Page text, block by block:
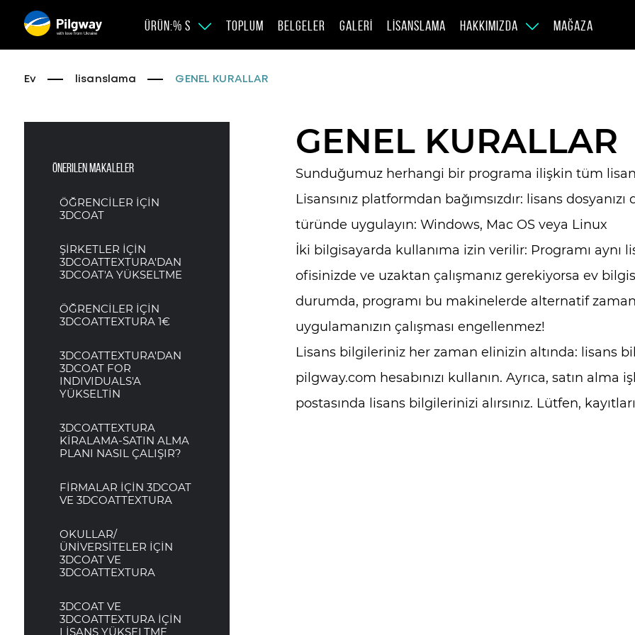
with love from Ukraine
ÜRÜN:% S TOPLUM BELGELER GALERI LISANSLAMA HAKKIMIZDA MAĞAZA
Ev lisanslama GENEL KURALLAR
Önerilen makaleler
ÖĞRENCİLER İÇİN
3DCOAT
ŞİRKETLER İÇİN
3DCOATTEXTURA'DAN
3DCOAT'A YÜKSELTME
ÖĞRENCİLER İÇİN
3DCOATTEXTURA 1€
3DCOATTEXTURA'DAN
3DCOAT FOR
INDIVIDUALS'A
YÜKSELTİN
3DCOATTEXTURA
KİRALAMA-SATIN ALMA
PLANI NASIL ÇALIŞIR?
FİRMALAR İÇİN 3DCOAT
VE 3DCOATTEXTURA
OKULLAR/
ÜNİVERSİTELER İÇİN
3DCOAT VE
3DCOATTEXTURA
3DCOAT VE
3DCOATTEXTURA İÇİN
LİSANS YÜKSELTME
GENEL KURALLAR
Sunduğumuz herhangi bir programa ilişkin tüm
Lisansınız platformdan bağımsızdır: lisans
türünde uygulayın: Windows, Mac OS veya Linux
İki bilgisayarda kullanıma izin verilir: Programı aynı
ofisinizde ve uzaktan çalışmanız gerekiyorsa ev
durumda, programı bu makinelerde alternatif
uygulamanızın çalışması engellenmez!
Lisans bilgileriniz her zaman elinizin altında: lisans
pilgway.com hesabınızı kullanın. Ayrıca, satın
postasında lisans bilgilerinizi alırsınız. Lütfen,